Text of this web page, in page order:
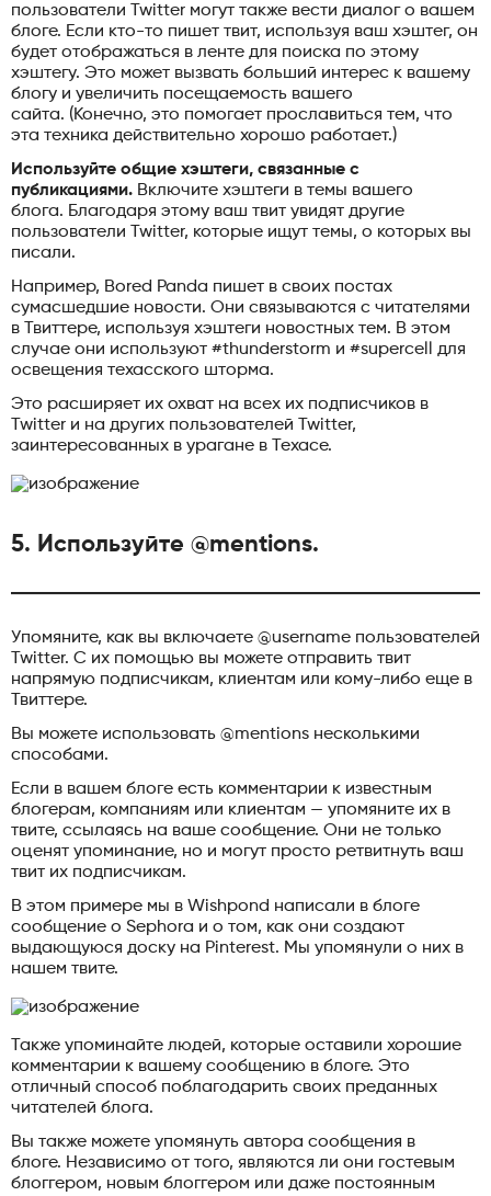
пользователи Twitter могут также вести диалог о вашем
блоге. Если кто-то пишет твит, используя ваш хэштег, он
будет отображаться в ленте для поиска по этому
хэштегу. Это может вызвать больший интерес к вашему
блогу и увеличить посещаемость вашего
сайта. (Конечно, это помогает прославиться тем, что
эта техника действительно хорошо работает.)
Используйте общие хэштеги, связанные с
публикациями. Включите хэштеги в темы вашего
блога. Благодаря этому ваш твит увидят другие
пользователи Twitter, которые ищут темы, о которых вы
писали.
Например, Bored Panda пишет в своих постах
сумасшедшие новости. Они связываются с читателями
в Твиттере, используя хэштеги новостных тем. В этом
случае они используют #thunderstorm и #supercell для
освещения техасского шторма.
Это расширяет их охват на всех их подписчиков в
Twitter и на других пользователей Twitter,
заинтересованных в урагане в Техасе.
5. Используйте @mentions.
Упомяните, как вы включаете @username пользователей
Twitter. С их помощью вы можете отправить твит
напрямую подписчикам, клиентам или кому-либо еще в
Твиттере.
Вы можете использовать @mentions несколькими
способами.
Если в вашем блоге есть комментарии к известным
блогерам, компаниям или клиентам — упомяните их в
твите, ссылаясь на ваше сообщение. Они не только
оценят упоминание, но и могут просто ретвитнуть ваш
твит их подписчикам.
В этом примере мы в Wishpond написали в блоге
сообщение о Sephora и о том, как они создают
выдающуюся доску на Pinterest. Мы упомянули о них в
нашем твите.
Также упоминайте людей, которые оставили хорошие
комментарии к вашему сообщению в блоге. Это
отличный способ поблагодарить своих преданных
читателей блога.
Вы также можете упомянуть автора сообщения в
блоге. Независимо от того, являются ли они гостевым
блоггером, новым блоггером или даже постоянным